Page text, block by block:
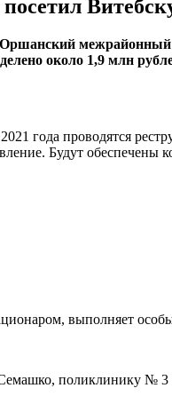
около 1,9 млн
года проводятся
Будут
выполняет
поликлинику №